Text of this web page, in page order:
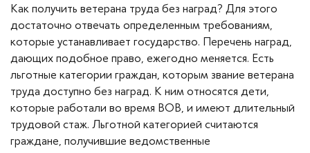
Как получить ветерана труда без наград? Для этого
достаточно отвечать определенным требованиям,
которые устанавливает государство. Перечень наград,
дающих подобное право, ежегодно меняется. Есть
льготные категории граждан, которым звание ветерана
труда доступно без наград. К ним относятся дети,
которые работали во время ВОВ, и имеют длительный
трудовой стаж. Льготной категорией считаются
граждане, получившие ведомственные